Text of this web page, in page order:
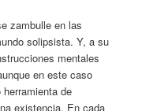
zambulle en las
solipsista. Y, a su
mentales
en este caso
de
existencia. En cada